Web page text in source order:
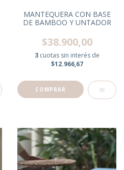
MANTEQUERA CON BASE
DE BAMBOO Y UNTADOR
$38.900,00
3 cuotas sin interés de
$12.966,67